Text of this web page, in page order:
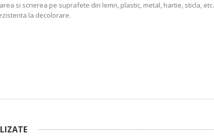
si scrierea pe suprafete din lemn, plastic, metal, hartie, sticla, etc.
la decolorare.